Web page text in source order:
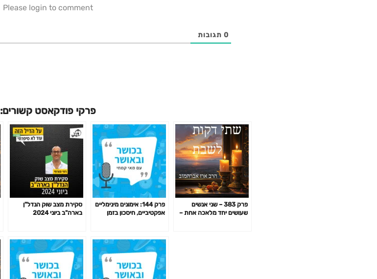
Please login to comment
0 תגובות
פרקי פודקאסט קשורים:
פרק 383 – שני אנשים
שעושים יחד מלאכה אחת –
פרק 144: אימונים מינימליים
אפקטיביים, חיסכון בזמן
סקירת מצב שוק הנדל"ן
בארה"ב ביוני 2024